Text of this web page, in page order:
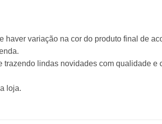
haver variação na cor do produto final de
lindas novidades com qualidade
loja.